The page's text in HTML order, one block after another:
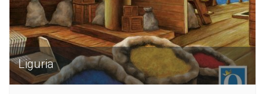
Liguria